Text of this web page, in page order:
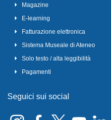
Magazine
E-learning
Fatturazione elettronica
Sistema Museale di Ateneo
Solo testo / alta leggibilità
Pagamenti
Seguici sui social